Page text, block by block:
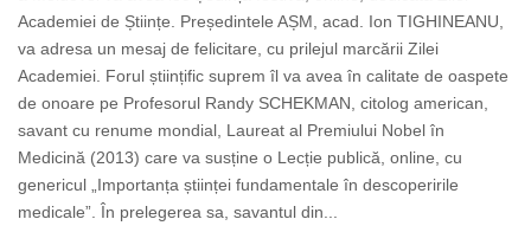
Academiei de Științe. Președintele AȘM, acad. Ion TIGHINEANU,
va adresa un mesaj de felicitare, cu prilejul marcării Zilei
Academiei. Forul științific suprem îl va avea în calitate de oaspete
de onoare pe Profesorul Randy SCHEKMAN, citolog american,
savant cu renume mondial, Laureat al Premiului Nobel în
Medicină (2013) care va susține o Lecție publică, online, cu
genericul „Importanța științei fundamentale în descoperirile
medicale”. În prelegerea sa, savantul din...